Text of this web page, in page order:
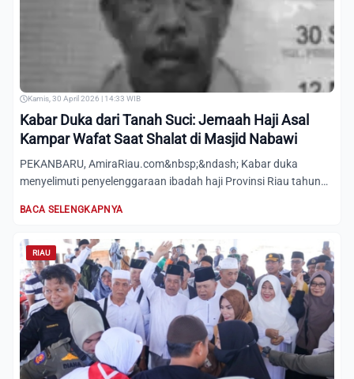
Kamis, 30 April 2026 | 14:33 WIB
Kabar Duka dari Tanah Suci: Jemaah Haji Asal
Kampar Wafat Saat Shalat di Masjid Nabawi
PEKANBARU, AmiraRiau.com&nbsp;&ndash; Kabar duka
menyelimuti penyelenggaraan ibadah haji Provinsi Riau tahun
BACA SELENGKAPNYA
RIAU